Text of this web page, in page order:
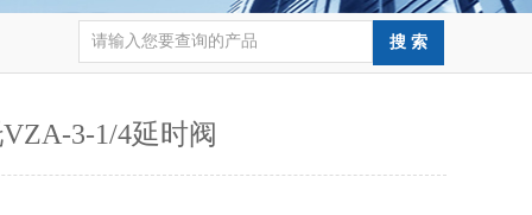
3-1/4延时阀